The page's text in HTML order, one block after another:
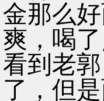
金那么
爽，喝
看到老
了，但